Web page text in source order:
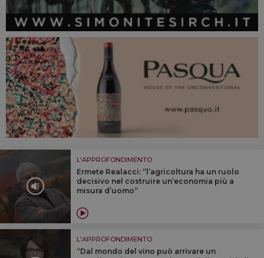
L'APPROFONDIMENTO
Ermete Realacci: “l’agricoltura ha un ruolo
decisivo nel costruire un’economia più a
misura d’uomo“
L'APPROFONDIMENTO
“Dal mondo del vino può arrivare un